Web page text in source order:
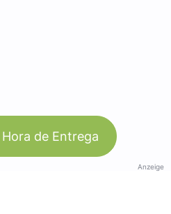
de Entrega
Anzeige